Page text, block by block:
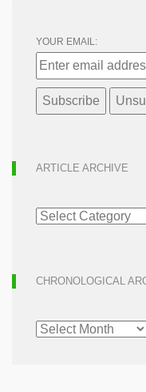
YOUR EMAIL:
ARTICLE ARCHIVE
ARTICLE
ARCHIVE
CHRONOLOGICAL
CHRONOLOGICAL
ARCHIVE